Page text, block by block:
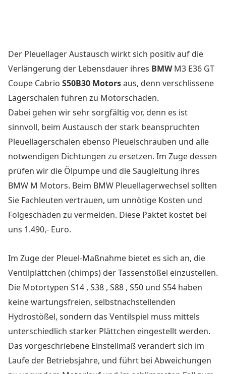
Der Pleuellager Austausch wirkt sich positiv auf die
Verlängerung der Lebensdauer ihres BMWM3 E36 GT
Coupe Cabrio S50B30 Motorsaus, denn verschlissene
Lagerschalen führen zu Motorschäden.
Dabei gehen wir sehr sorgfältig vor, denn es ist
sinnvoll, beim Austausch der stark beanspruchten
Pleuellagerschalen ebenso Pleuelschrauben und alle
notwendigen Dichtungen zu ersetzen. Im Zuge dessen
prüfen wir die Ölpumpe und die Saugleitung ihres
BMW M Motors. Beim BMW Pleuellagerwechsel sollten
Sie Fachleuten vertrauen, um unnötige Kosten und
Folgeschäden zu vermeiden. Diese Paktet kostet bei
uns 1.490,- Euro.
Im Zuge der Pleuel-Maßnahme bietet es sich an, die
Ventilplättchen (chimps) der Tassenstößel einzustellen.
Die Motortypen S14 , S38 , S88 , S50 und S54 haben
keine wartungsfreien, selbstnachstellenden
Hydrostößel, sondern das Ventilspiel muss mittels
unterschiedlich starker Plättchen eingestellt werden.
Das vorgeschriebene Einstellmaß verändert sich im
Laufe der Betriebsjahre, und führt bei Abweichungen